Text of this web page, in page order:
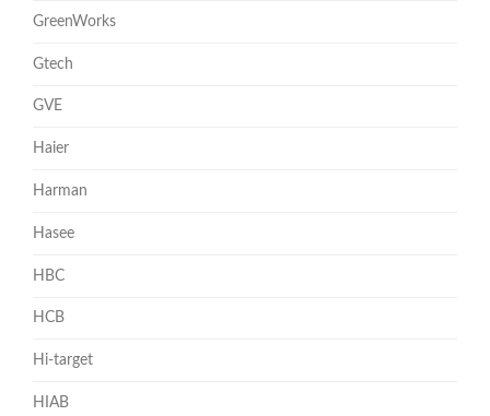
GreenWorks
Gtech
GVE
Haier
Harman
Hasee
HBC
HCB
Hi-target
HIAB